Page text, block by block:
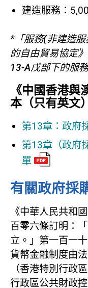
建造服務：
*「服務(非建造
的自由貿易協定
13-A戊部下的服
《中國香港
本（只有英文）
第13章：政府
第13章（政府
單
有關政府採
《中華人民共和
百零六條訂明：
立。」第一百一
貨幣金融制度由法
（香港特別行政
行政區公共財政